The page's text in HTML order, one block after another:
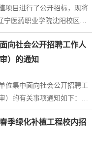
项目进行了公开招标，现将
宁医药职业学院沈阳校区春
校区春季绿化补植项目开标
沈阳校区办公楼三层会议室
采购法》等相关法律法规及
，现将成交结果公示，如有
...
向社会公开招聘工作人
）的通知
位集中面向社会公开招聘工
）的有关事项通知如下：
单位岗位拟进入面试（资格
单位集中面向社会公开招聘
查环节1:3的比例确定进入
季绿化补植工程校内招